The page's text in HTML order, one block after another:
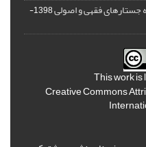
جستارهای فقهی و اصولی
1398-
This work
Creative Commons